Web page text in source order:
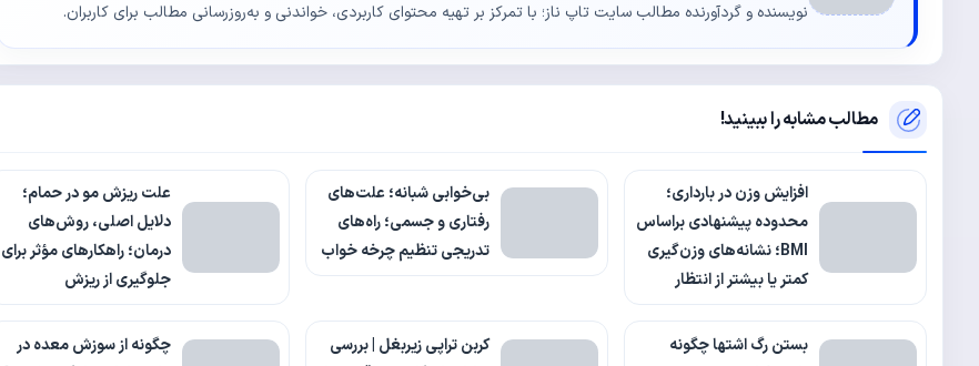
نویسنده و گردآورنده مطالب سایت تاپ ناز؛ با تمرکز بر تهیه محتوای کاربردی، خواندنی و به‌روزرسانی مطالب برای کاربران.
مطالب مشابه را ببینید!
افزایش وزن در بارداری؛
محدوده پیشنهادی براساس
BMI؛ نشانه‌های وزن‌گیری
کمتر یا بیشتر از انتظار
بی‌خوابی شبانه؛ علت‌های
رفتاری و جسمی؛ راه‌های
تدریجی تنظیم چرخه خواب
علت ریزش مو در حمام؛
دلایل اصلی، روش‌های
درمان؛ راهکارهای مؤثر برای
جلوگیری از ریزش
بستن رگ اشتها چگونه
کربن تراپی زیربغل | بررسی
چگونه از سوزش معده در